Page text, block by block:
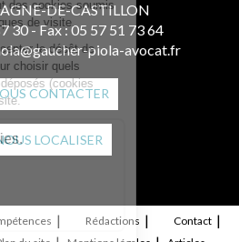
DE-CASTILLON
30- Fax : 05 57 51 73 64
piola-avocat.fr
CONTACTER
LOCALISER
Rédactions
Contact